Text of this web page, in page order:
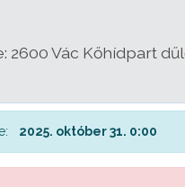
2600 Vác Kőhídpart
2025. október 31. 0:00